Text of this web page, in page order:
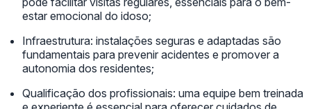
estar emocional do idoso;
Infraestrutura: instalações seguras e adaptadas são
fundamentais para prevenir acidentes e promover a
autonomia dos residentes;
Qualificação dos profissionais: uma equipe bem treinada